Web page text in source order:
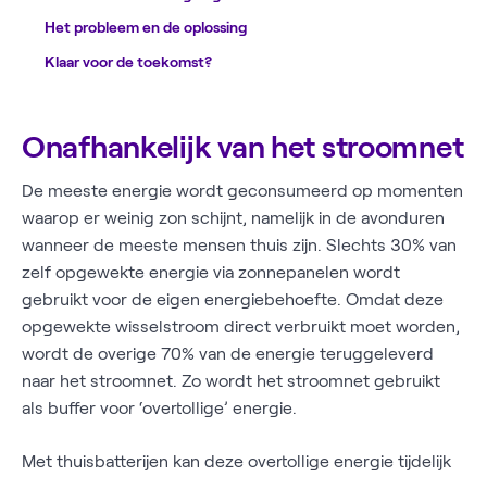
Het probleem en de oplossing
Klaar voor de toekomst?
Onafhankelijk van het stroomnet
De meeste energie wordt geconsumeerd op momenten
waarop er weinig zon schijnt, namelijk in de avonduren
wanneer de meeste mensen thuis zijn. Slechts 30% van
zelf opgewekte energie via zonnepanelen wordt
gebruikt voor de eigen energiebehoefte. Omdat deze
opgewekte wisselstroom direct verbruikt moet worden,
wordt de overige 70% van de energie teruggeleverd
naar het stroomnet. Zo wordt het stroomnet gebruikt
als buffer voor ‘overtollige’ energie.
Met thuisbatterijen kan deze overtollige energie tijdelijk